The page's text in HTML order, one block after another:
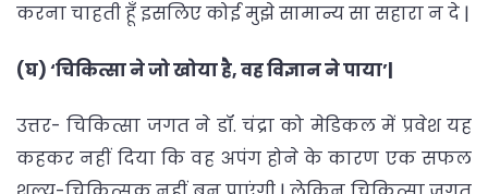
करना चाहती हूँ इसलिए कोई मुझे सामान्य सा सहारा न दे |
(घ) ‘चिकित्सा ने जो खोया है, वह विज्ञान ने पाया’|
उत्तर- चिकित्सा जगत ने डॉ. चंद्रा को मेडिकल में प्रवेश यह
कहकर नहीं दिया कि वह अपंग होने के कारण एक सफल